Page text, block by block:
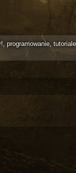
, programowanie, tutoriale